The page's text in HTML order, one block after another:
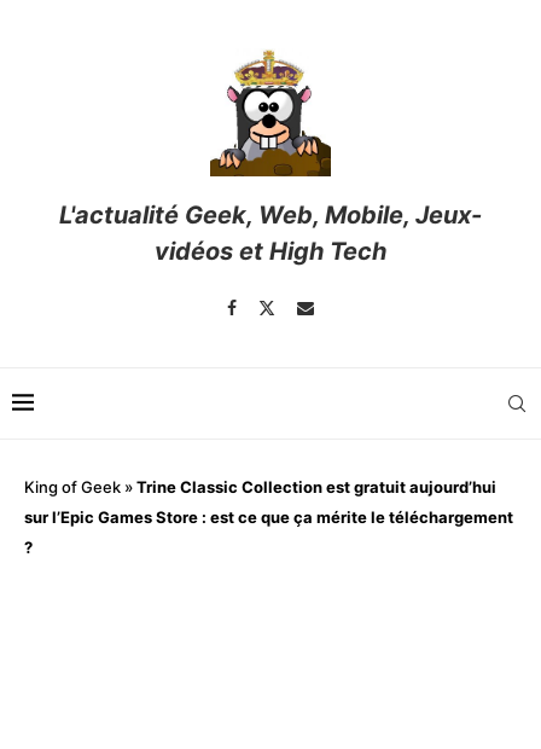
L'actualité Geek, Web, Mobile, Jeux-
vidéos et High Tech
King of Geek »Trine Classic Collection est gratuit aujourd’hui
sur l’Epic Games Store : est ce que ça mérite le téléchargement
?